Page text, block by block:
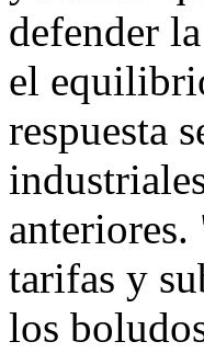
defender
el
respuesta
anteriores.
tarifas y
los